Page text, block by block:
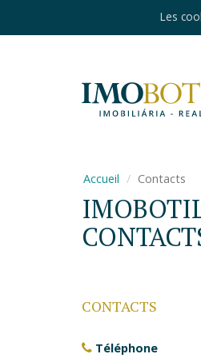
Les
Accueil Contacts
CONTACTS
Téléphone